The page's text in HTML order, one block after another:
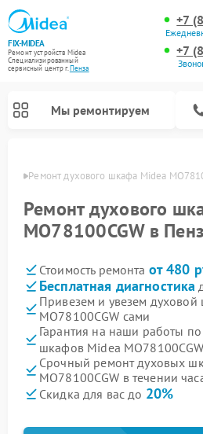
FIX-MIDEA
Ремонт устройств Midea
Специализированный
cервисный центр г.Пенза
+7
+7
Мы ремонтируем
Ремонт духового шкафа Midea
Ремонт духового
MO78100CGW в
Стоимость ремонта от 480
Бесплатная диагностика
Привезем и увезем
MO78100CGW сами
Гарантия на наши работы
шкафов Midea MO78100CGW
Срочный ремонт духовых
MO78100CGW в течении
Скидка для вас до 20%